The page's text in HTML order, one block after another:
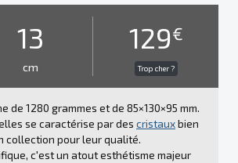
13
cm
129€
Trop cher ?
de 1280 grammes et de 85×130×95 mm.
se caractérise par des cristauxbien
collection pour leur qualité.
c'est un atout esthétisme majeur